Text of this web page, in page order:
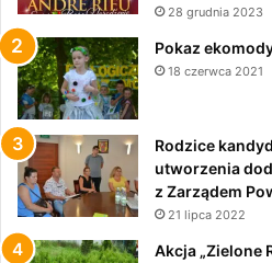
28 grudnia 2023
Pokaz
18 czerwca 2021
Rodzice
utworzenia
z Zarządem
21 lipca 2022
Akcja „Zielone